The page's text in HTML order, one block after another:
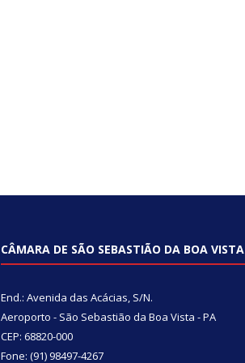
CÂMARA DE SÃO SEBASTIÃO DA BOA VISTA
End.: Avenida das Acácias, S/N.
Aeroporto - São Sebastião da Boa Vista - PA
CEP: 68820-000
Fone: (91) 98497-4267